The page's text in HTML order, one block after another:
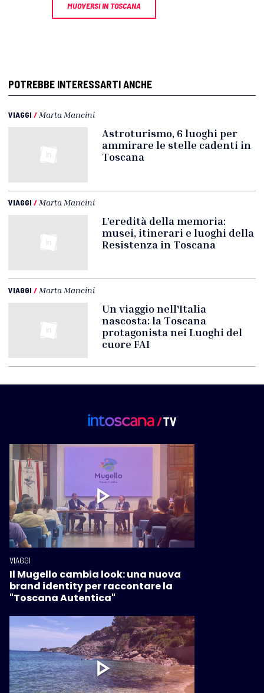
MUOVERSI IN TOSCANA
POTREBBE INTERESSARTI ANCHE
VIAGGI / Marta Mancini
Astroturismo, 6 luoghi per
ammirare le stelle cadenti in
Toscana
VIAGGI / Marta Mancini
L’eredità della memoria:
musei, itinerari e luoghi della
Resistenza in Toscana
VIAGGI / Marta Mancini
Un viaggio nell'Italia
nascosta: la Toscana
protagonista nei Luoghi del
cuore FAI
VIAGGI
Il Mugello cambia look: una nuova
brand identity per raccontare la
"Toscana Autentica"